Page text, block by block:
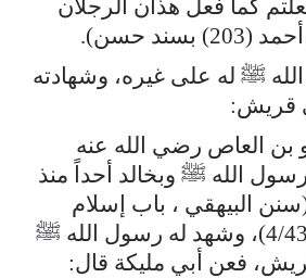
كما فعل هذان الرجلان
حسن).
ﷺ له على غيره، وشهادته
قريش:
العاص رضي الله عنه
الله ﷺ وبخالد أحداً منذ
البيهقي ، باب إسلام
عمرو بن العاص، 4/43)، وشهد له رسول الله ﷺ
فعن أبي مليكة قال: